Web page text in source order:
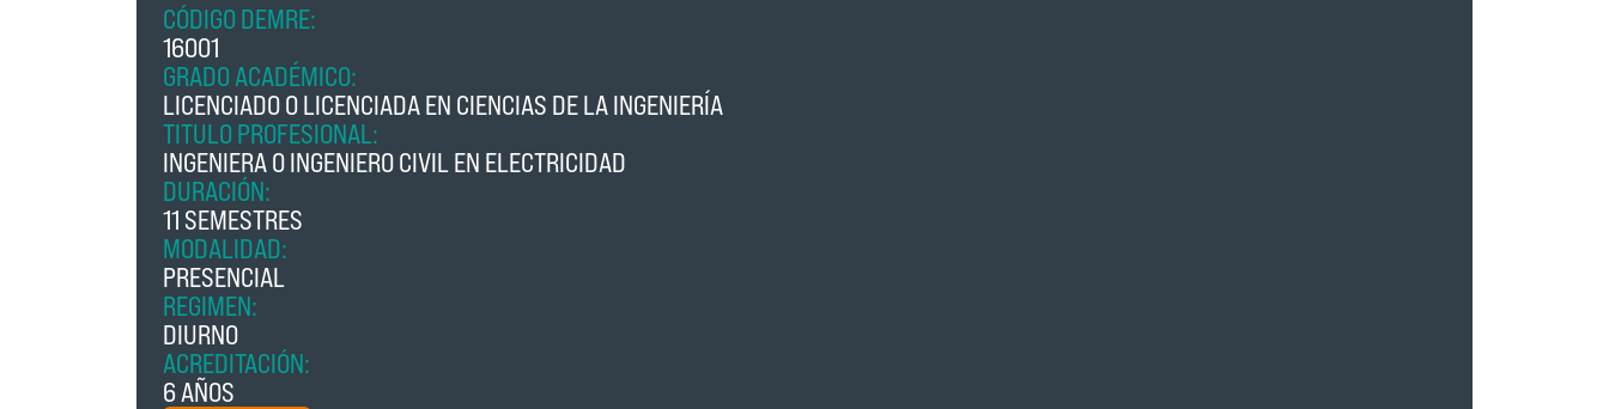
CÓDIGO DEMRE:
16001
GRADO ACADÉMICO:
LICENCIADO O LICENCIADA EN CIENCIAS DE LA INGENIERÍA
TITULO PROFESIONAL:
INGENIERA O INGENIERO CIVIL EN ELECTRICIDAD
DURACIÓN:
11 SEMESTRES
MODALIDAD:
PRESENCIAL
REGIMEN:
DIURNO
ACREDITACIÓN:
6 AÑOS